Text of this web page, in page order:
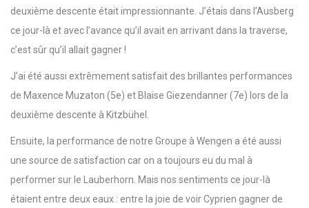
deuxième descente était impressionnante. J’étais dans l’Ausberg
ce jour-là et avec l’avance qu’il avait en arrivant dans la traverse,
c’est sûr qu’il allait gagner !
J’ai été aussi extrêmement satisfait des brillantes performances
de Maxence Muzaton (5e) et Blaise Giezendanner (7e) lors de la
deuxième descente à Kitzbühel.
Ensuite, la performance de notre Groupe à Wengen a été aussi
une source de satisfaction car on a toujours eu du mal à
performer sur le Lauberhorn. Mais nos sentiments ce jour-là
étaient entre deux eaux : entre la joie de voir Cyprien gagner de